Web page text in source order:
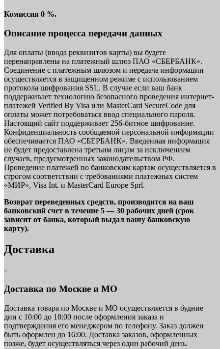
Комиссия 0 %.
Описание процесса передачи данных
Для оплаты (ввода реквизитов карты) вы будете
перенаправлены на платежный шлюз ПАО «СБЕРБАНК».
Соединение с платежным шлюзом и передача информации
осуществляется в защищенном режиме с использованием
протокола шифрования SSL. В случае если ваш банк
поддерживает технологию безопасного проведения интернет-
платежей Verified By Visa или MasterCard SecureCode для
оплаты может потребоваться ввод специального пароля.
Настоящий сайт поддерживает 256-битное шифрование.
Конфиденциальность сообщаемой персональной информации
обеспечивается ПАО «СБЕРБАНК». Введенная информация
не будет предоставлена третьим лицам за исключением
случаев, предусмотренных законодательством РФ.
Проведение платежей по банковским картам осуществляется в
строгом соответствии с требованиями платежных систем
«МИР», Visa Int. и MasterCard Europe Sprl.
Возврат переведенных средств, производится на ваш
банковский счет в течение 5 — 30 рабочих дней (срок
зависит от банка, который выдал вашу банковскую
карту).
Доставка
Доставка по Москве и МО
Доставка товара по Москве и МО осуществляется в будние
дни с 10:00 до 18:00 после оформления заказа и
подтверждения его менеджером по телефону. Заказ должен
быть оформлен до 16:00. Доставка заказов, оформленных
позже, будет осуществляться через один рабочий день.